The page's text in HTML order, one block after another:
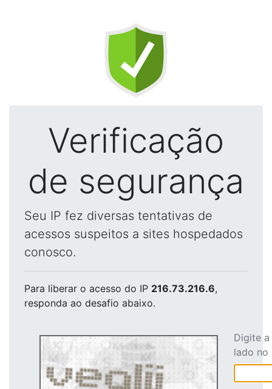
Verificação
de segurança
Seu IP fez diversas tentativas de
acessos suspeitos a sites hospedados
conosco.
Para liberar o acesso do IP 216.73.216.6,
responda ao desafio abaixo.
Digite
lado no